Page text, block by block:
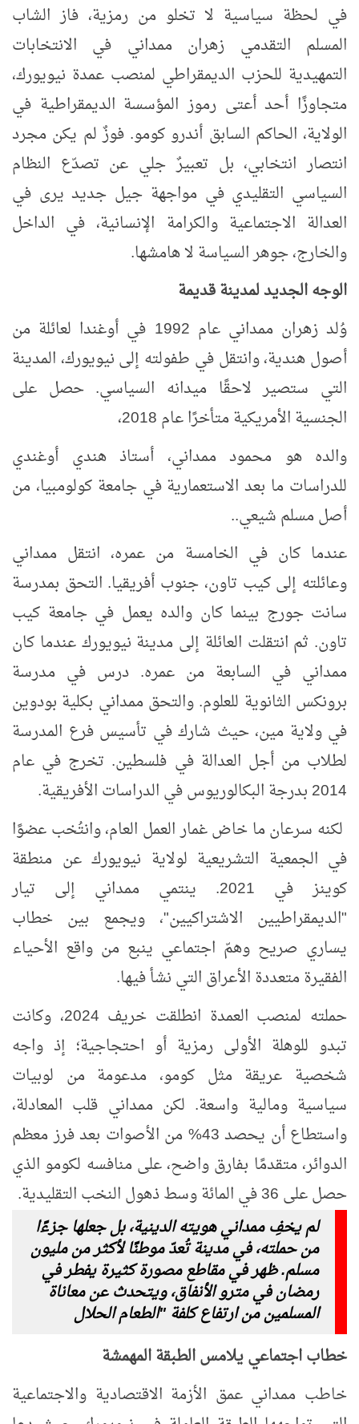
في لحظة سياسية لا تخلو من رمزية، فاز الشاب
المسلم التقدمي زهران ممداني في الانتخابات
التمهيدية للحزب الديمقراطي لمنصب عمدة نيويورك،
متجاوزًا أحد أعتى رموز المؤسسة الديمقراطية في
الولاية، الحاكم السابق أندرو كومو. فوزٌ لم يكن مجرد
انتصار انتخابي، بل تعبيرٌ جلي عن تصدّع النظام
السياسي التقليدي في مواجهة جيل جديد يرى في
العدالة الاجتماعية والكرامة الإنسانية، في الداخل
والخارج، جوهر السياسة لا هامشها.
الوجه الجديد لمدينة قديمة
وُلد زهران ممداني عام 1992 في أوغندا لعائلة من
أصول هندية، وانتقل في طفولته إلى نيويورك، المدينة
التي ستصير لاحقًا ميدانه السياسي. حصل على
الجنسية الأمريكية متأخرًا عام 2018،
والده هو محمود ممداني، أستاذ هندي أوغندي
للدراسات ما بعد الاستعمارية في جامعة كولومبيا، من
أصل مسلم شيعي..
عندما كان في الخامسة من عمره، انتقل ممداني
وعائلته إلى كيب تاون، جنوب أفريقيا. التحق بمدرسة
سانت جورج بينما كان والده يعمل في جامعة كيب
تاون. ثم انتقلت العائلة إلى مدينة نيويورك عندما كان
ممداني في السابعة من عمره. درس في مدرسة
برونكس الثانوية للعلوم. والتحق ممداني بكلية بودوين
في ولاية مين، حيث شارك في تأسيس فرع المدرسة
لطلاب من أجل العدالة في فلسطين. تخرج في عام
2014 بدرجة البكالوريوس في الدراسات الأفريقية.
لكنه سرعان ما خاض غمار العمل العام، وانتُخب عضوًا
في الجمعية التشريعية لولاية نيويورك عن منطقة
كوينز في 2021. ينتمي ممداني إلى تيار
"الديمقراطيين الاشتراكيين"، ويجمع بين خطاب
يساري صريح وهمّ اجتماعي ينبع من واقع الأحياء
الفقيرة متعددة الأعراق التي نشأ فيها.
حملته لمنصب العمدة انطلقت خريف 2024، وكانت
تبدو للوهلة الأولى رمزية أو احتجاجية؛ إذ واجه
شخصية عريقة مثل كومو، مدعومة من لوبيات
سياسية ومالية واسعة. لكن ممداني قلب المعادلة،
واستطاع أن يحصد 43% من الأصوات بعد فرز معظم
الدوائر، متقدمًا بفارق واضح، على منافسه لكومو الذي
حصل على 36 في المائة وسط ذهول النخب التقليدية.
لم يخفِ ممداني هويته الدينية، بل جعلها جزءًا
من حملته، في مدينة تُعدّ موطنًا لأكثر من مليون
مسلم. ظهر في مقاطع مصورة كثيرة يفطر في
رمضان في مترو الأنفاق، ويتحدث عن معاناة
المسلمين من ارتفاع كلفة "الطعام الحلال
خطاب اجتماعي يلامس الطبقة المهمشة
خاطب ممداني عمق الأزمة الاقتصادية والاجتماعية